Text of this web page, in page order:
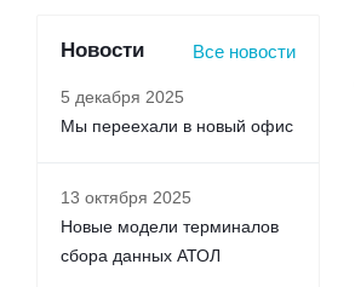
Новости Все новости
5 декабря 2025
Мы переехали в новый офис
13 октября 2025
Новые модели терминалов
сбора данных АТОЛ